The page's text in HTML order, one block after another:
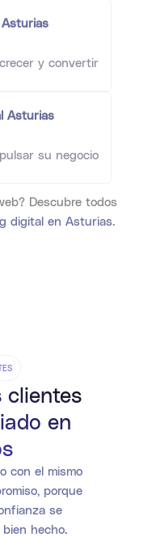
Asturias
y convertir
Asturias
su negocio
Descubre todos
digital en Asturias.
clientes
en
con el mismo
porque
se
hecho.